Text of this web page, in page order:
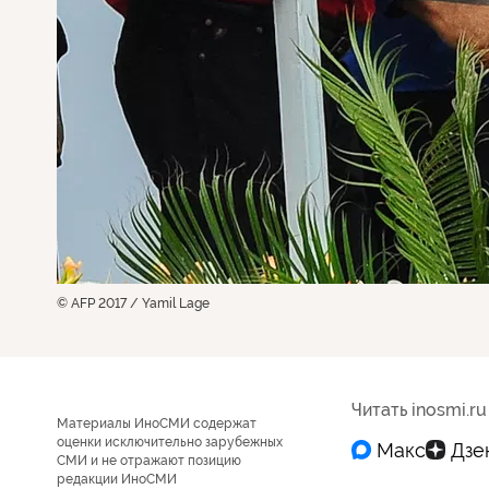
© AFP 2017 / Yamil Lage
Материалы ИноСМИ содержат
оценки исключительно зарубежных
СМИ и не отражают позицию
редакции ИноСМИ
Читать inosmi.ru